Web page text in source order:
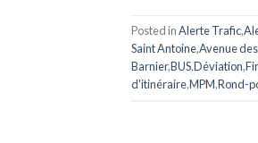
Posted inAlerte Trafic,
Saint Antoine,Avenue
Barnier,BUS,Déviation,
d'itinéraire,MPM,Rond-